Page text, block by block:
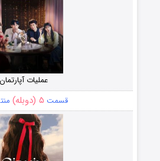
عملیات آپارتمان
قسمت ۵ (دوبله)